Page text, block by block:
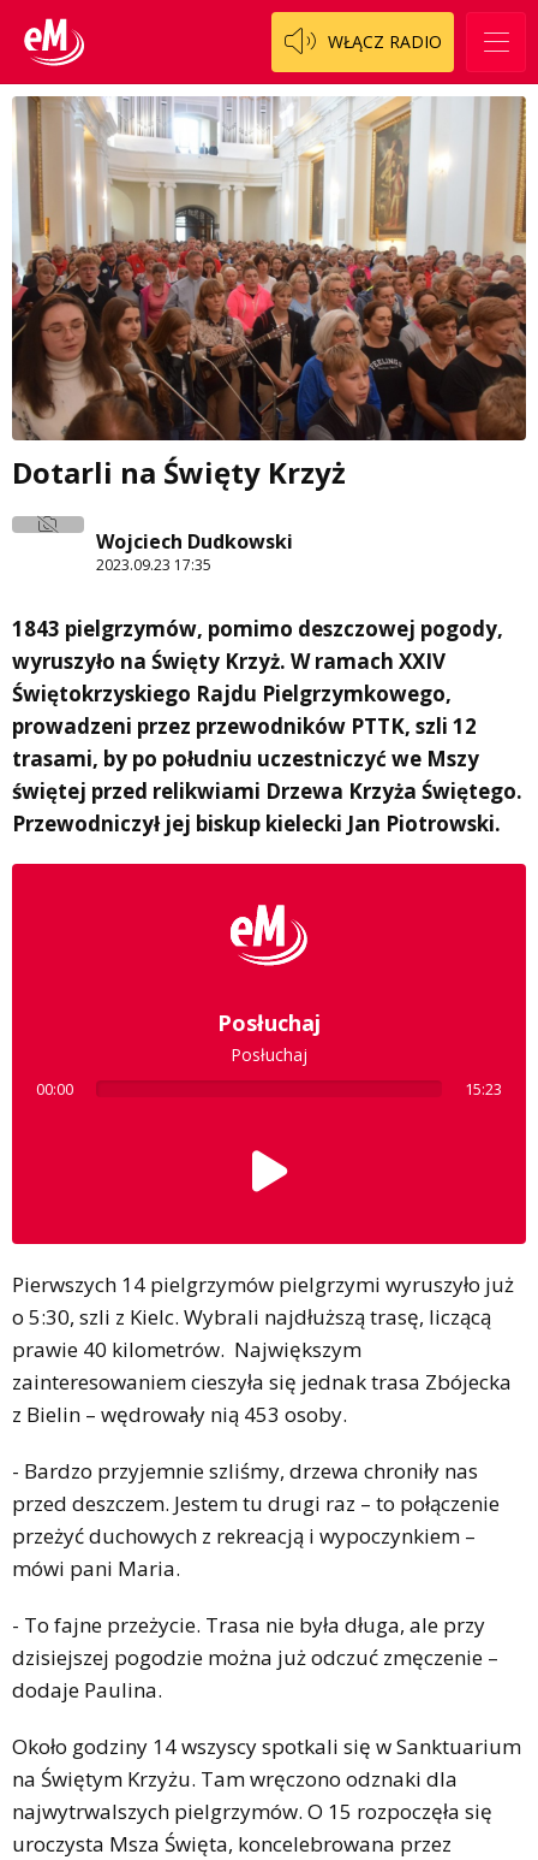
WŁĄCZ RADIO
Dotarli na Święty Krzyż
Wojciech Dudkowski
2023.09.23 17:35
1843 pielgrzymów, pomimo deszczowej pogody,
wyruszyło na Święty Krzyż. W ramach XXIV
Świętokrzyskiego Rajdu Pielgrzymkowego,
prowadzeni przez przewodników PTTK, szli 12
trasami, by po południu uczestniczyć we Mszy
świętej przed relikwiami Drzewa Krzyża Świętego.
Przewodniczył jej biskup kielecki Jan Piotrowski.
Posłuchaj
Posłuchaj
00:00 15:23
Pierwszych 14 pielgrzymów pielgrzymi wyruszyło już
o 5:30, szli z Kielc. Wybrali najdłuższą trasę, liczącą
prawie 40 kilometrów. Największym
zainteresowaniem cieszyła się jednak trasa Zbójecka
z Bielin – wędrowały nią 453 osoby.
- Bardzo przyjemnie szliśmy, drzewa chroniły nas
przed deszczem. Jestem tu drugi raz – to połączenie
przeżyć duchowych z rekreacją i wypoczynkiem –
mówi pani Maria.
- To fajne przeżycie. Trasa nie była długa, ale przy
dzisiejszej pogodzie można już odczuć zmęczenie –
dodaje Paulina.
Około godziny 14 wszyscy spotkali się w Sanktuarium
na Świętym Krzyżu. Tam wręczono odznaki dla
najwytrwalszych pielgrzymów. O 15 rozpoczęła się
uroczysta Msza Święta, koncelebrowana przez